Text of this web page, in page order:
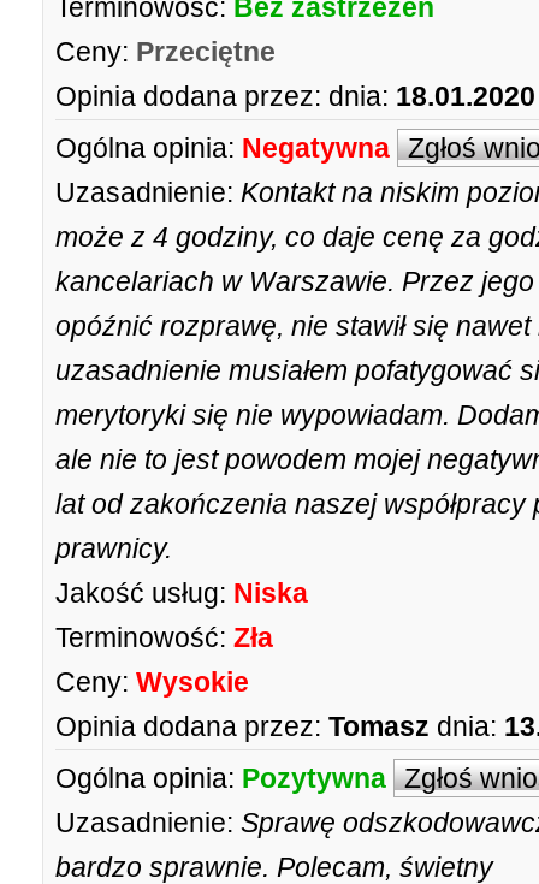
Terminowość: Bez zastrzeżeń
Ceny: Przeciętne
Opinia dodana przez: dnia:
Ogólna opinia: Negatywna Zgłoś
Uzasadnienie: Kontakt na niskim
może z 4 godziny, co daje cenę za
kancelariach w Warszawie. Przez
opóźnić rozprawę, nie stawił się
uzasadnienie musiałem pofatygować
merytoryki się nie wypowiadam.
ale nie to jest powodem mojej
lat od zakończenia naszej
prawnicy.
Jakość usług: Niska
Terminowość: Zła
Ceny: Wysokie
Opinia dodana przez: Tomasz dnia:
Ogólna opinia: Pozytywna Zgłoś
Uzasadnienie: Sprawę
bardzo sprawnie. Polecam, świetny